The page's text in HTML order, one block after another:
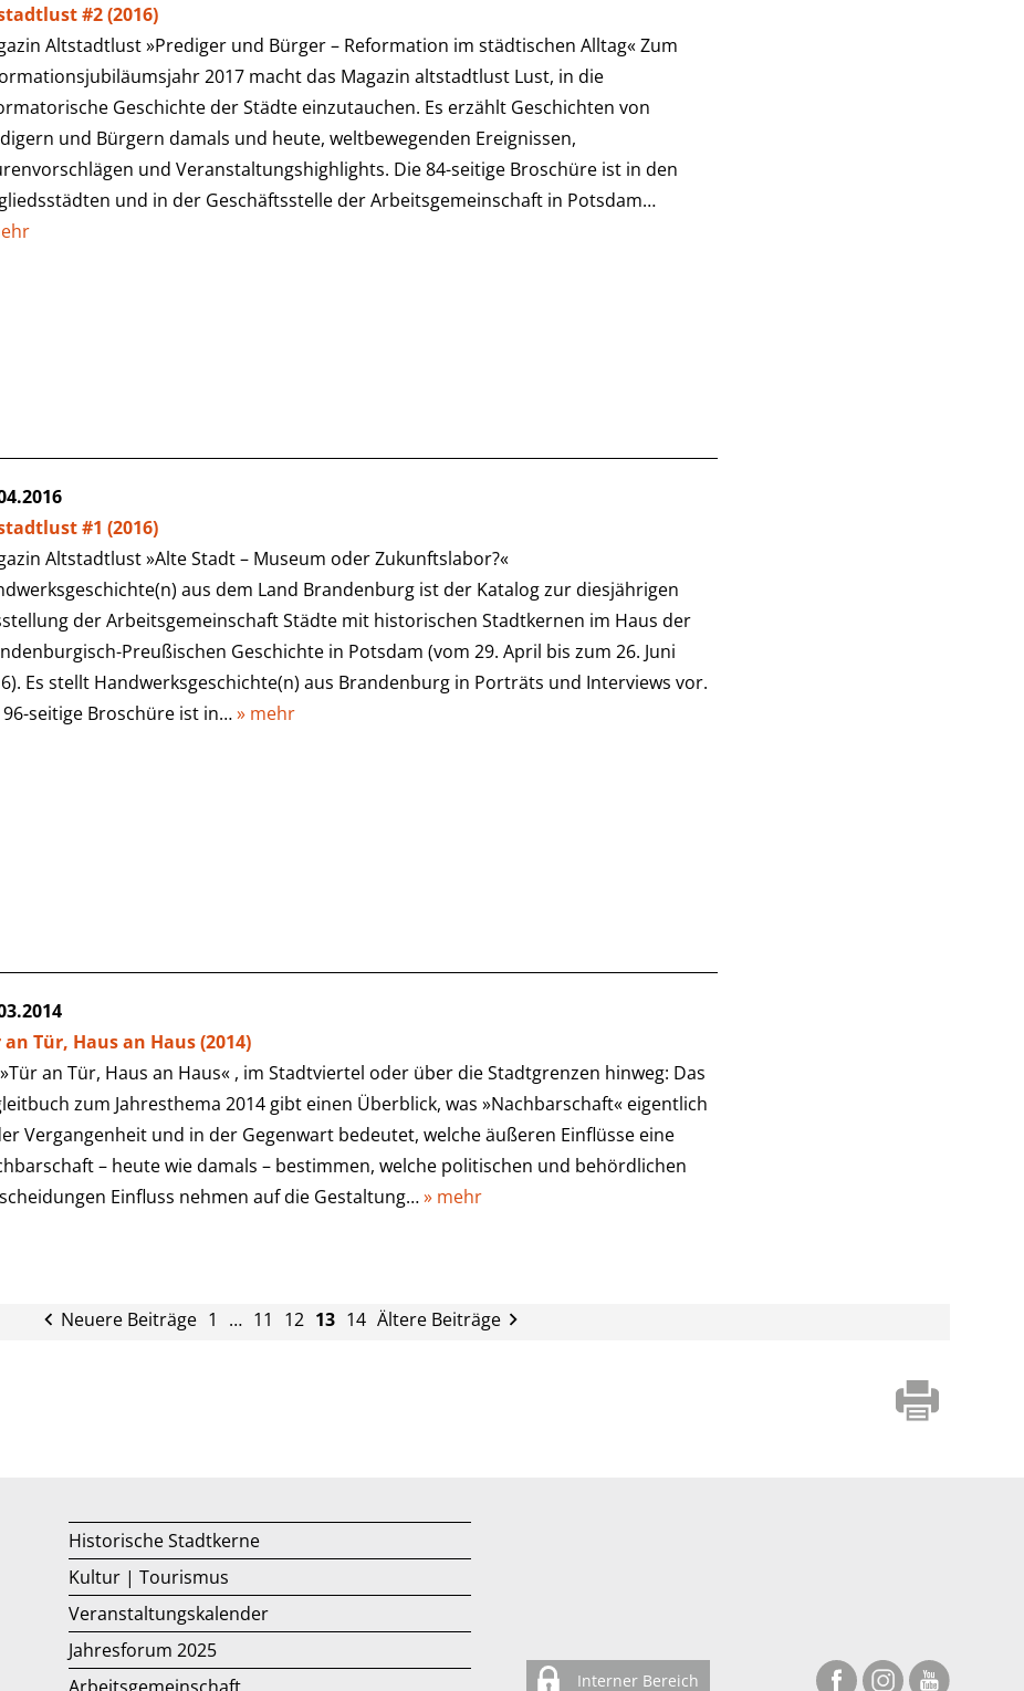
#2 (2016)
Altstadtlust »Prediger und Bürger – Reformation im städtischen Alltag« Zum
2017 macht das Magazin altstadtlust Lust, in die
Geschichte der Städte einzutauchen. Es erzählt Geschichten von
und Bürgern damals und heute, weltbewegenden Ereignissen,
und Veranstaltungshighlights. Die 84-seitige Broschüre ist in den
und in der Geschäftsstelle der Arbeitsgemeinschaft in Potsdam…
#1 (2016)
Altstadtlust »Alte Stadt – Museum oder Zukunftslabor?«
aus dem Land Brandenburg ist der Katalog zur diesjährigen
der Arbeitsgemeinschaft Städte mit historischen Stadtkernen im Haus der
Preußischen Geschichte in Potsdam (vom 29. April bis zum 26. Juni
Es stellt Handwerksgeschichte(n) aus Brandenburg in Porträts und Interviews vor.
96-seitige Broschüre ist in…» mehr
an Tür, Haus an Haus (2014)
an Tür, Haus an Haus« , im Stadtviertel oder über die Stadtgrenzen hinweg: Das
zum Jahresthema 2014 gibt einen Überblick, was »Nachbarschaft« eigentlich
Vergangenheit und in der Gegenwart bedeutet, welche äußeren Einflüsse eine
– heute wie damals – bestimmen, welche politischen und behördlichen
Einfluss nehmen auf die Gestaltung…» mehr
Neuere Beiträge 1 … 11 12 13 14 Ältere Beiträge
Historische Stadtkerne
Kultur | Tourismus
Veranstaltungskalender
Jahresforum 2025
Interner Bereich